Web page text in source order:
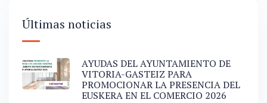
Últimas noticias
AYUDAS DEL AYUNTAMIENTO DE
VITORIA-GASTEIZ PARA
PROMOCIONAR LA PRESENCIA DEL
EUSKERA EN EL COMERCIO 2026